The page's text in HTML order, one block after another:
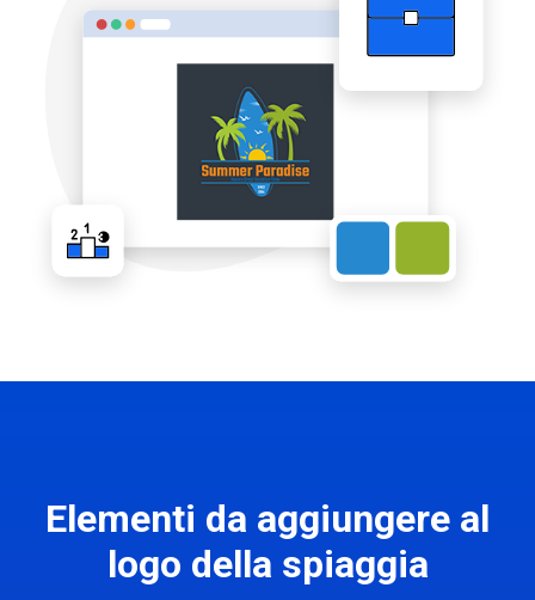
Elementi da aggiungere al
logo della spiaggia